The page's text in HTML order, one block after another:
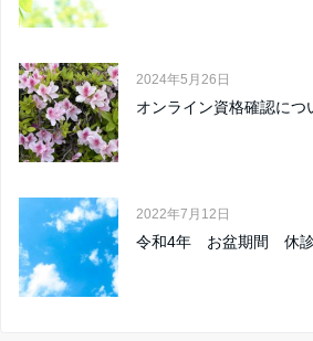
2024年5月26日
オンライン資格確認につ
2022年7月12日
令和4年 お盆期間 休診